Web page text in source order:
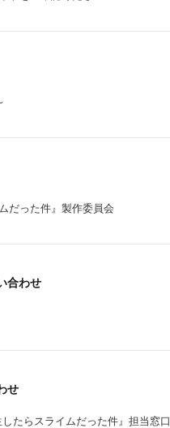
だった件』製作委員会
合わせ
せ
たらスライムだった件』担当窓口